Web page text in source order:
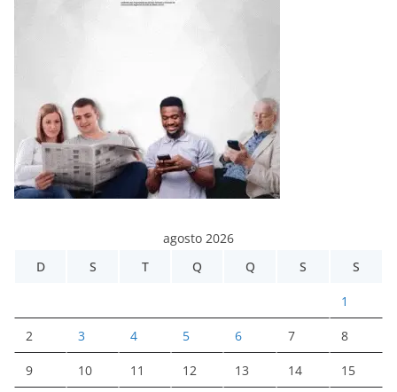
agosto 2026
D
S T Q Q S S
1
2 3 4 5 6 7 8
9 10 11 12 13 14 15